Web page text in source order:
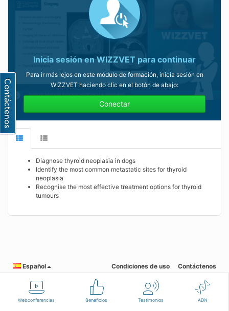
Webconferencias Beneficios Testimonios ADN
Inicia sesión en WIZZVET para continuar
Para ir más lejos en este módulo de formación, inicia sesión en
WIZZVET haciendo clic en el botón de abajo:
Conectar
Diagnose thyroid neoplasia in dogs
Identify the most common metastatic sites for thyroid
neoplasia
Recognise the most effective treatment options for thyroid
tumours
Español Condiciones de uso Contáctenos